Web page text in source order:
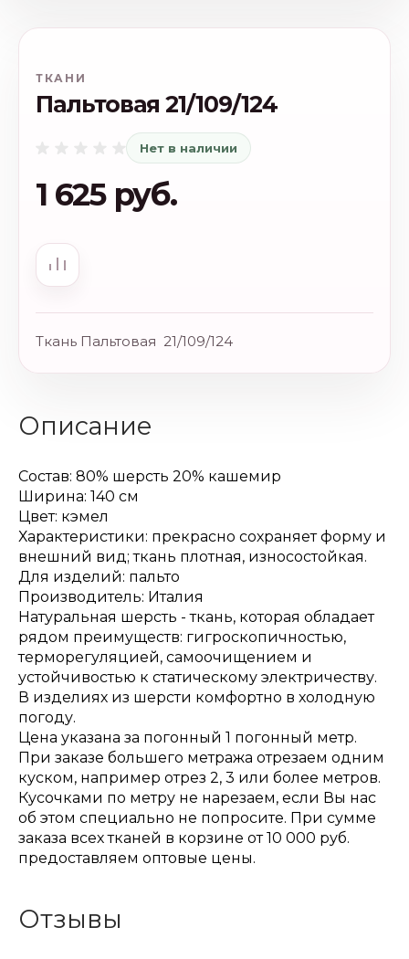
ТКАНИ
Пальтовая 21/109/124
Нет в наличии
1 625 руб.
Ткань Пальтовая 21/109/124
Описание
Состав: 80% шерсть 20% кашемир
Ширина: 140 см
Цвет: кэмел
Характеристики: прекрасно сохраняет форму и
внешний вид; ткань плотная, износостойкая.
Для изделий: пальто
Производитель: Италия
Натуральная шерсть - ткань, которая обладает
рядом преимуществ: гигроскопичностью,
терморегуляцией, самоочищением и
устойчивостью к статическому электричеству.
В изделиях из шерсти комфортно в холодную
погоду.
Цена указана за погонный 1 погонный метр.
При заказе большего метража отрезаем одним
куском, например отрез 2, 3 или более метров.
Кусочками по метру не нарезаем, если Вы нас
об этом специально не попросите. При сумме
заказа всех тканей в корзине от 10 000 руб.
предоставляем оптовые цены.
Отзывы